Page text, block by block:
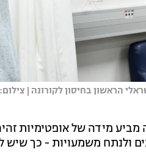
הראשון בחיסון לקורונה |
מידה של אופטימיות
ולנתח משמעויות - כך